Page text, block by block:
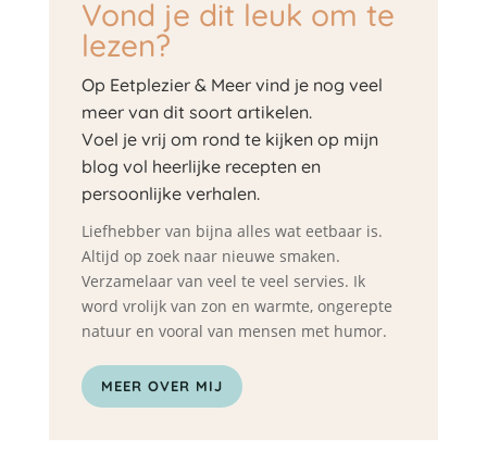
Vond je dit leuk om te
lezen?
Op Eetplezier & Meer vind je nog veel
meer van dit soort artikelen.
Voel je vrij om rond te kijken op mijn
blog vol heerlijke recepten en
persoonlijke verhalen.
Liefhebber van bijna alles wat eetbaar is.
Altijd op zoek naar nieuwe smaken.
Verzamelaar van veel te veel servies. Ik
word vrolijk van zon en warmte, ongerepte
natuur en vooral van mensen met humor.
MEER OVER MIJ